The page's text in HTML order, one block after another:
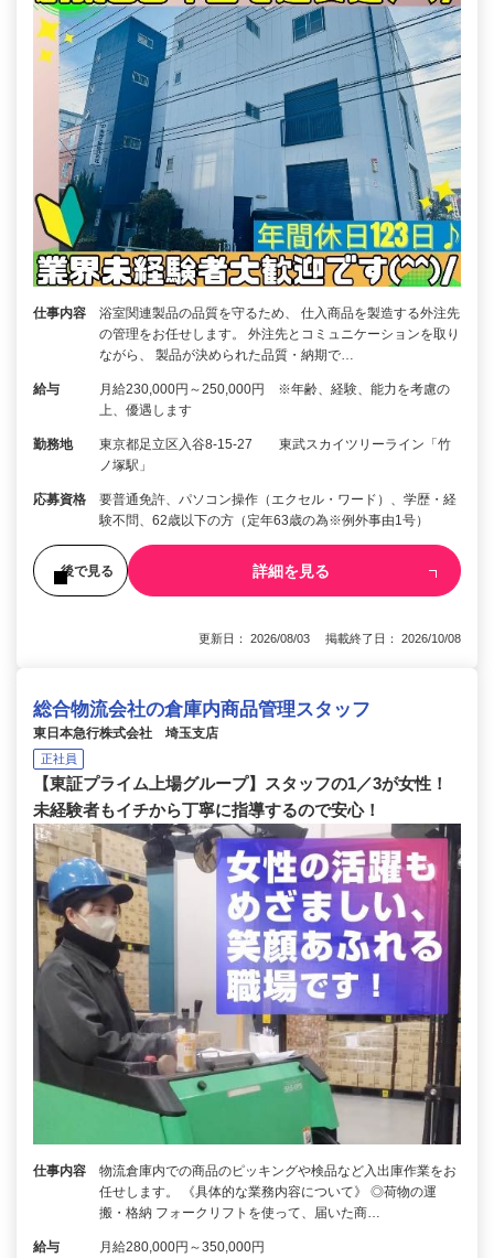
仕事内容
浴室関連製品の品質を守るため、 仕入商品を製造する外注先
の管理をお任せします。 外注先とコミュニケーションを取り
ながら、 製品が決められた品質・納期で…
給与
月給230,000円～250,000円 ※年齢、経験、能力を考慮の
上、優遇します
勤務地
東京都足立区入谷8-15-27 東武スカイツリーライン「竹
ノ塚駅」
応募資格
要普通免許、パソコン操作（エクセル・ワード）、学歴・経
験不問、62歳以下の方（定年63歳の為※例外事由1号）
後で見る 詳細を見る
更新日： 2026/08/03 掲載終了日： 2026/10/08
総合物流会社の倉庫内商品管理スタッフ
東日本急行株式会社 埼玉支店
正社員
【東証プライム上場グループ】スタッフの1／3が女性！
未経験者もイチから丁寧に指導するので安心！
仕事内容
物流倉庫内での商品のピッキングや検品など入出庫作業をお
任せします。 《具体的な業務内容について》 ◎荷物の運
搬・格納 フォークリフトを使って、届いた商…
給与 月給280,000円～350,000円